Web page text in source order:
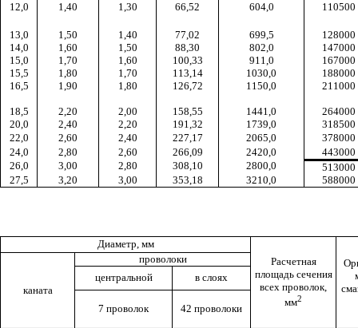
12,0
1,40 1,30 66,52 604,0 110500
13,0 1,50 1,40 77,02 699,5
128000
14,0
1,60 1,50 88,30 802,0
147000
15,0
1,70 1,60 100,33 911,0
167000
15,5
1,80 1,70 113,14 1030,0
188000
16,5
1,90 1,80 126,72 1150,0 211000
18,5 2,20 2,00 158,55 1441,0
264000
20,0
2,40 2,20 191,32 1739,0
318500
22,0
2,60 2,40 227,17 2065,0
378000
24,0
2,80 2,60 266,09 2420,0
443000
26,0
3,00 2,80 308,10 2800,0
513000
27,5
3,20 3,00 353,18 3210,0 588000
Диаметр, мм
Расчетная
площадь сечения
всех проволок,
мм2
каната
проволоки
центральной
в слоях
7 проволок 42 проволоки